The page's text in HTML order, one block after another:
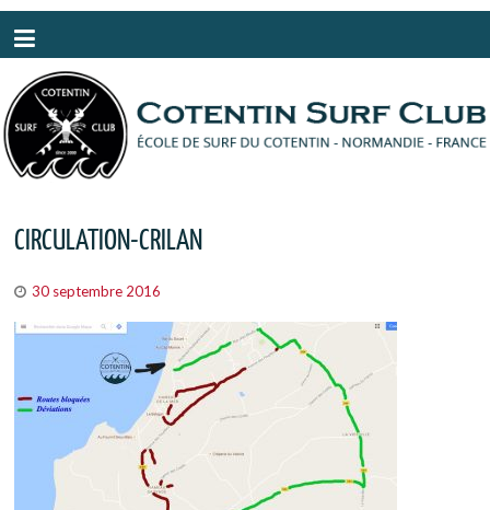
CIRCULATION-CRILAN
30 septembre 2016
Panneau de gestion des cookies